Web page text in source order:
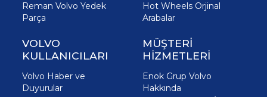
Reman Volvo Yedek
Parça
Hot Wheels Orjinal
Arabalar
VOLVO
KULLANICILARI
Volvo Haber ve
Duyurular
MÜŞTERİ
HİZMETLERİ
Enok Grup Volvo
Hakkında